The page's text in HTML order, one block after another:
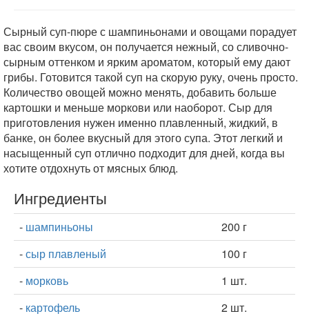
Сырный суп-пюре с шампиньонами и овощами порадует
вас своим вкусом, он получается нежный, со сливочно-
сырным оттенком и ярким ароматом, который ему дают
грибы. Готовится такой суп на скорую руку, очень просто.
Количество овощей можно менять, добавить больше
картошки и меньше моркови или наоборот. Сыр для
приготовления нужен именно плавленный, жидкий, в
банке, он более вкусный для этого супа. Этот легкий и
насыщенный суп отлично подходит для дней, когда вы
хотите отдохнуть от мясных блюд.
Ингредиенты
- шампиньоны
200 г
-сыр плавленый
100 г
- морковь
1 шт.
- картофель
2 шт.